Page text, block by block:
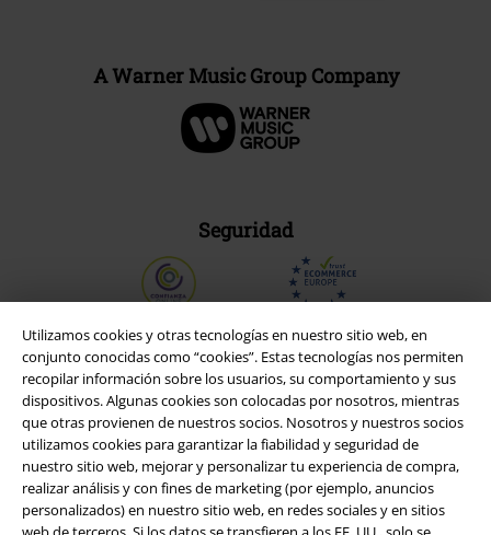
Utilizamos cookies y otras tecnologías en nuestro sitio web, en
conjunto conocidas como “cookies”. Estas tecnologías nos permiten
recopilar información sobre los usuarios, su comportamiento y sus
dispositivos. Algunas cookies son colocadas por nosotros, mientras
que otras provienen de nuestros socios. Nosotros y nuestros socios
utilizamos cookies para garantizar la fiabilidad y seguridad de
nuestro sitio web, mejorar y personalizar tu experiencia de compra,
realizar análisis y con fines de marketing (por ejemplo, anuncios
personalizados) en nuestro sitio web, en redes sociales y en sitios
A Warner Music Group Company
Seguridad